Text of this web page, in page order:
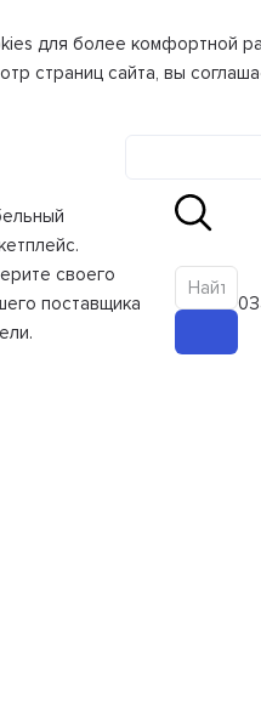
для более комфортной
страниц сайта, вы
своего
поставщика
0